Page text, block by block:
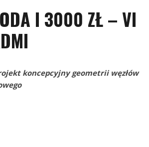
I 3000 ZŁ – VI
koncepcyjny geometrii węzłów